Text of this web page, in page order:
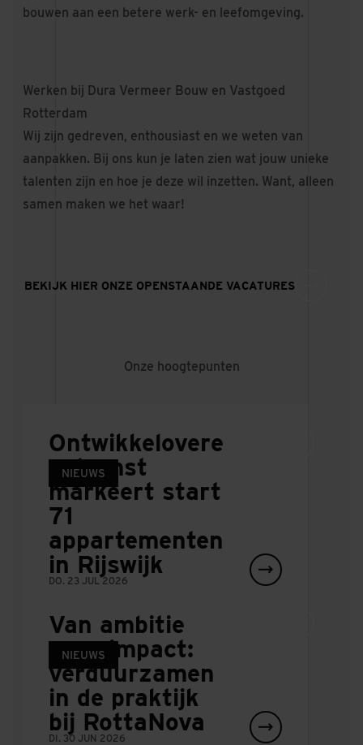
bouwen aan een betere werk- en leefomgeving.
Werken bij Dura Vermeer Bouw en Vastgoed
Rotterdam
Wij zijn gedreven, enthousiast en we weten van
aanpakken. Bij ons kun je laten zien wat jouw unieke
talenten zijn en hoe je deze wil inzetten. Want, alleen
samen maken we het waar!
BEKIJK HIER ONZE OPENSTAANDE VACATURES
Onze hoogtepunten
PROJECT
IFF
EEN NIEUW HYPERMODERN
ONDERZOEKSLABORATORIUM.
PROJECT
Diepeveen
TRANSFORMATIE NAAR EEN
AANTREKKELIJK STEDELIJK WOONMILIEU
PROJECT
WijCK
DUURZAME HOOGWAARDIGE ENTREE VOOR
PIJNACKER
NIEUWS
Ontwikkelovere
enkomst
markeert start
71
appartementen
in Rijswijk
DO. 23 JUL 2026
NIEUWS
De Barbabank van
Joep van Lieshout
NIEUWS
Van ambitie
naar impact:
verduurzamen
in de praktijk
bij RottaNova
DI. 30 JUN 2026